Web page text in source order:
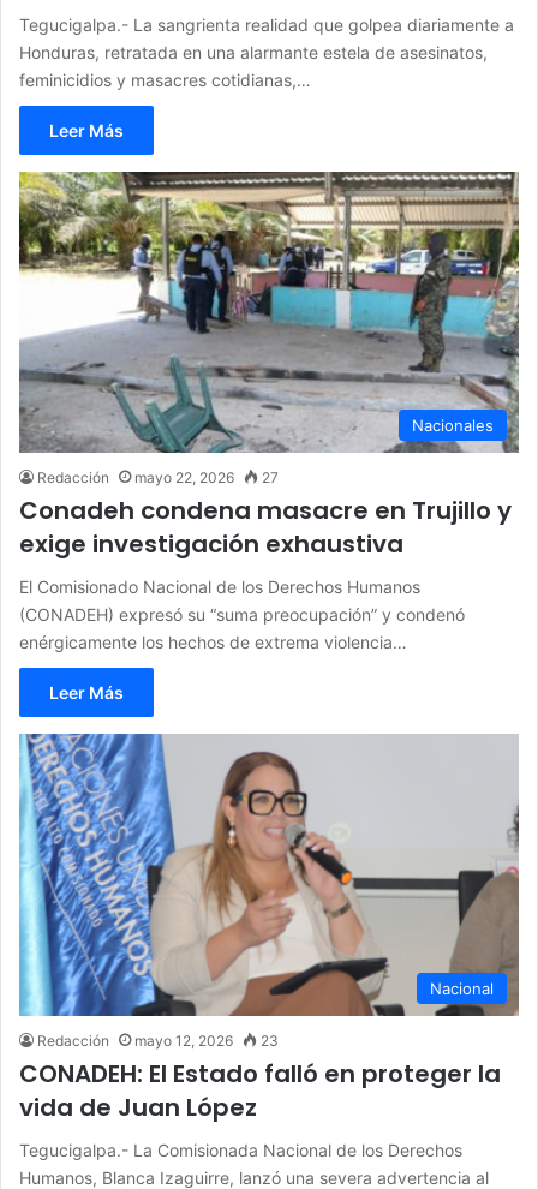
Tegucigalpa.- La sangrienta realidad que golpea diariamente a
Honduras, retratada en una alarmante estela de asesinatos,
feminicidios y masacres cotidianas,…
Leer Más
Nacionales
Redacción mayo 22, 2026 27
Conadeh condena masacre en Trujillo y
exige investigación exhaustiva
El Comisionado Nacional de los Derechos Humanos
(CONADEH) expresó su “suma preocupación” y condenó
enérgicamente los hechos de extrema violencia…
Leer Más
Nacional
Redacción mayo 12, 2026 23
CONADEH: El Estado falló en proteger la
vida de Juan López
Tegucigalpa.- La Comisionada Nacional de los Derechos
Humanos, Blanca Izaguirre, lanzó una severa advertencia al